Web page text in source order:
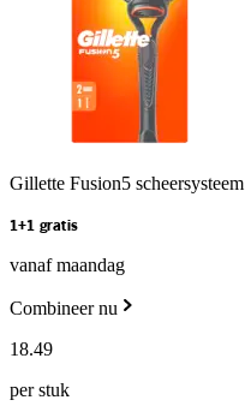
Gillette Fusion5 scheersysteem
1+1 gratis
vanaf maandag
Combineer nu
18.49
per stuk